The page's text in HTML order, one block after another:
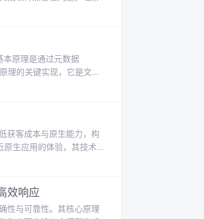
调试环境至关重要，它
试器**
原理是通过元数据
理的关键实现，它是文件
。理解inode的工作原理对
获客成本与原生能力，构
生应用的体验，其技术价
，它尤其适合宠物服务
下的关键技术实践，为开
效响应
性与可靠性。其核心原理